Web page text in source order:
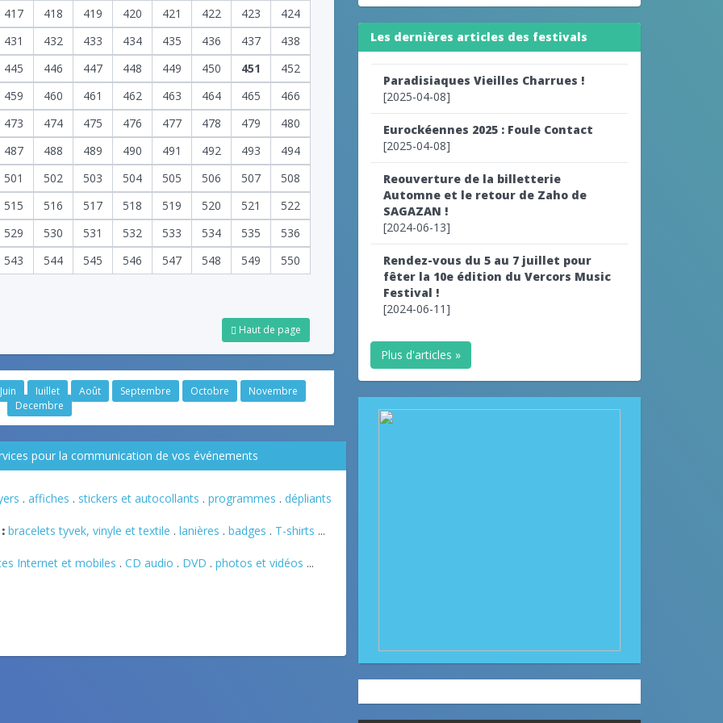
417 418 419 420 421 422 423
424
431
432 433 434 435 436 437
438
445
446 447 448 449 450 451
452
459
460 461 462 463 464 465
466
473
474 475 476 477 478 479
480
487
488 489 490 491 492 493
494
501
502 503 504 505 506 507
508
515
516 517 518 519 520 521
522
529
530 531 532 533 534 535
536
543
544 545 546 547 548 549 550
Haut de page
Juin Juillet Août Septembre Octobre
Novembre
Decembre
pour la communication de vos événements
. affiches . stickers et autocollants . programmes . dépliants
bracelets tyvek, vinyle et textile . lanières . badges . T-shirts ...
Internet et mobiles . CD audio . DVD . photos et vidéos ...
Les dernières articles des festivals
Paradisiaques Vieilles Charrues !
[2025-04-08]
Eurockéennes 2025 : Foule Contact
[2025-04-08]
Reouverture de la billetterie
Automne et le retour de Zaho de
SAGAZAN !
[2024-06-13]
Rendez-vous du 5 au 7 juillet pour
fêter la 10e édition du Vercors Music
Festival !
[2024-06-11]
Plus d'articles »